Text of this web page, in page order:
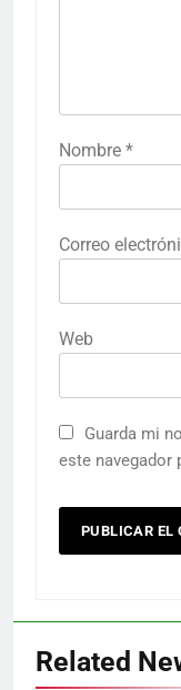
Nombre *
Correo
Web
Guarda mi
este navegador
Related